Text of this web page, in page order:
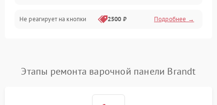
Не реагирует на кнопки 2500 ₽ Подробнее →
Этапы ремонта варочной панели Brandt